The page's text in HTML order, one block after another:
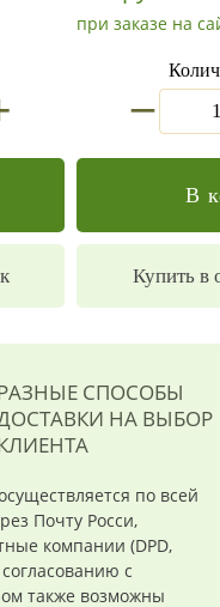
при заказе на
В
Купить в
СПОСОБЫ
НА ВЫБОР
по всей
Почту Росси,
компании (DPD,
с
также возможны